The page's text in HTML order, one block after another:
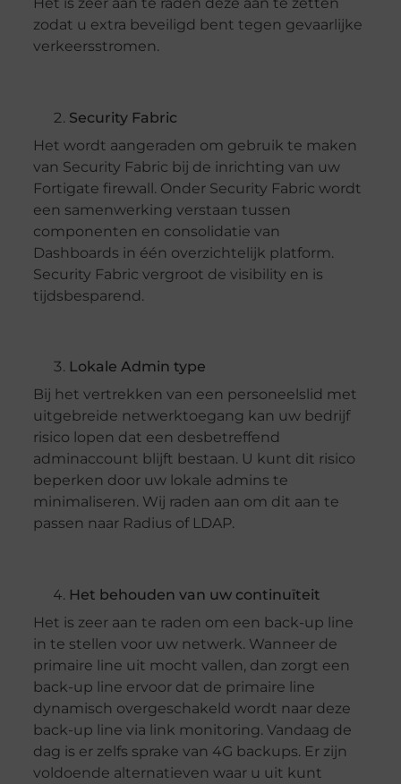
Het is zeer aan te raden deze aan te zetten
zodat u extra beveiligd bent tegen gevaarlijke
verkeersstromen.
Security Fabric
Het wordt aangeraden om gebruik te maken
van Security Fabric bij de inrichting van uw
Fortigate firewall. Onder Security Fabric wordt
een samenwerking verstaan tussen
componenten en consolidatie van
Dashboards in één overzichtelijk platform.
Security Fabric vergroot de visibility en is
tijdsbesparend.
Lokale Admin type
Bij het vertrekken van een personeelslid met
uitgebreide netwerktoegang kan uw bedrijf
risico lopen dat een desbetreffend
adminaccount blijft bestaan. U kunt dit risico
beperken door uw lokale admins te
minimaliseren. Wij raden aan om dit aan te
passen naar Radius of LDAP.
Het behouden van uw continuïteit
Het is zeer aan te raden om een back-up line
in te stellen voor uw netwerk. Wanneer de
primaire line uit mocht vallen, dan zorgt een
back-up line ervoor dat de primaire line
dynamisch overgeschakeld wordt naar deze
back-up line via link monitoring. Vandaag de
dag is er zelfs sprake van 4G backups. Er zijn
voldoende alternatieven waar u uit kunt